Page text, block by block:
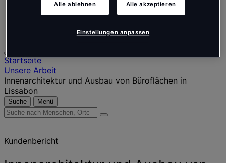
Português
Startseite
Unsere Arbeit
Innenarchitektur und Ausbau von Büroflächen in
Lissabon
Suche Menü
Suche
Orten,
Kundenbericht
Alle ablehnen Alle akzeptieren
Einstellungen anpassen